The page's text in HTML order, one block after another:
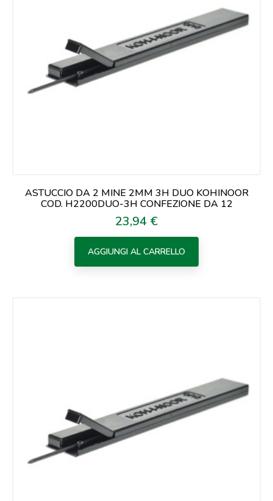
ASTUCCIO DA 2 MINE 2MM 3H DUO KOHINOOR
COD. H2200DUO-3H CONFEZIONE DA 12
Prezzo
23,94 €
AGGIUNGI AL CARRELLO